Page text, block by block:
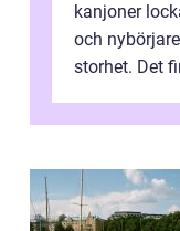
kanjoner
och
storhet. Det